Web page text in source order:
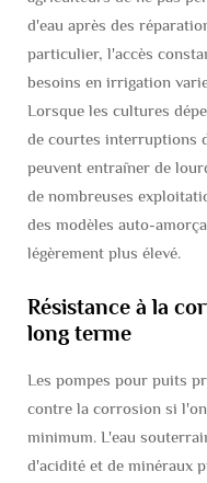
d'eau après des
particulier, l'accès
besoins en irrigation
Lorsque les cultures
de courtes interruptions
peuvent entraîner de
de nombreuses
des modèles auto-
légèrement plus élevé.
Résistance à la
long terme
Les pompes pour puits
contre la corrosion si
minimum. L'eau
d'acidité et de minéraux